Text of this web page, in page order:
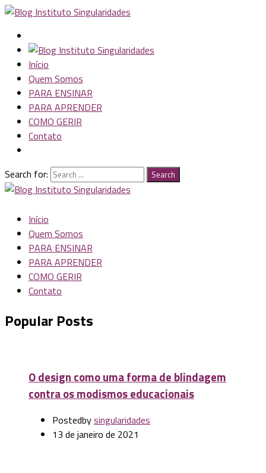
Início
Quem Somos
PARA ENSINAR
PARA APRENDER
COMO GERIR
Contato
Search for: Search
Início
Quem Somos
PARA ENSINAR
PARA APRENDER
COMO GERIR
Contato
Popular Posts
O design como uma forma de blindagem
contra os modismos educacionais
Postedbysingularidades
13 de janeiro de 2021